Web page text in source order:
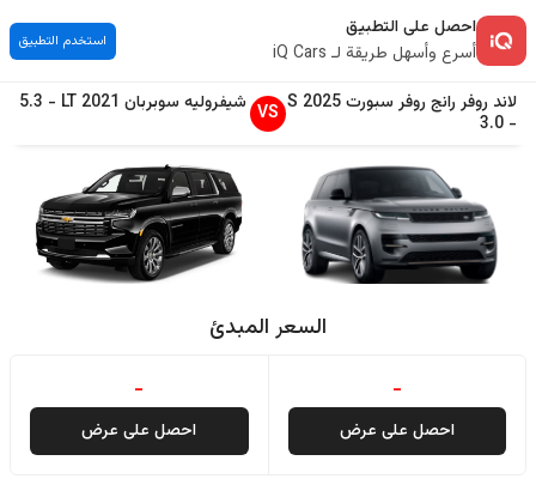
احصل على التطبيق
أسرع وأسهل طريقة لـ iQ Cars
استخدم التطبيق
لاند روفر رانج روفر سبورت2025
S
-
3.0
VS شيفروليه سوبربان 2021
LT
-
5.3
السعر المبدئ
-
احصل على عرض
-
احصل على عرض